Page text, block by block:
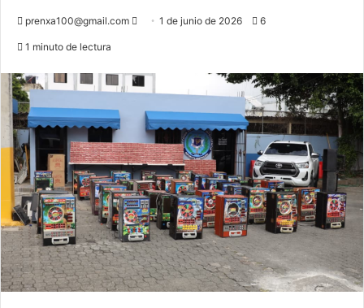
prenxa100@gmail.com
Send1 de junio de 2026 6
1 minuto de lectura